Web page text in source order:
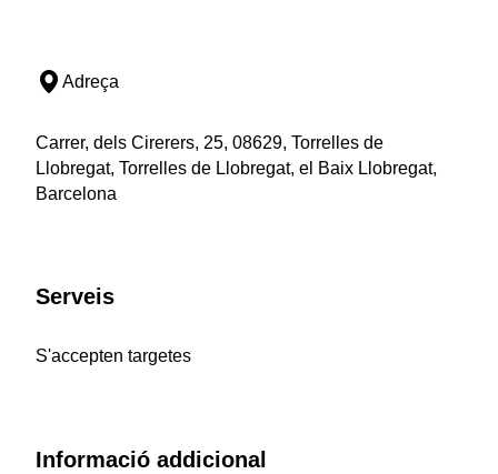
Adreça
Carrer, dels Cirerers, 25, 08629, Torrelles de
Llobregat, Torrelles de Llobregat, el Baix Llobregat,
Barcelona
Serveis
S'accepten targetes
Informació addicional